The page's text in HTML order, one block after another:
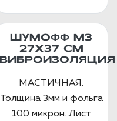
ШУМОФФ М3
27Х37 СМ
ВИБРОИЗОЛЯЦИЯ
МАСТИЧНАЯ.
Толщина 3мм и фольга
100 микрон. Лист